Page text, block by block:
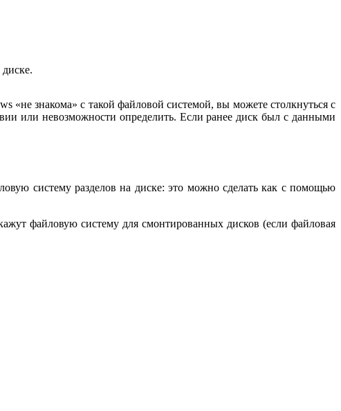
«не знакома» с такой файловой системой, вы можете столкнуться с
или невозможности определить. Если ранее диск был с данными
систему разделов на диске: это можно сделать как с помощью
файловую систему для смонтированных дисков (если файловая